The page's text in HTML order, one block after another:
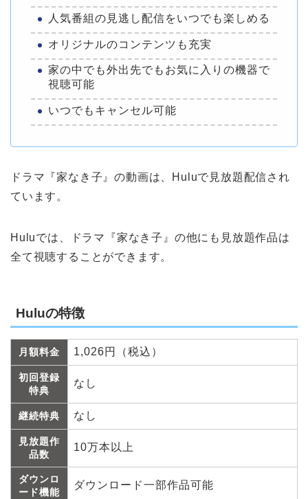
人気番組の見逃し配信をいつでも楽しめる
オリジナルのコンテンツも充実
家の中でも外出先でもお気に入りの機器で
視聴可能
いつでもキャンセル可能
ドラマ『家なき子』の動画は、Huluで見放題配信され
ています。
Huluでは、ドラマ『家なき子』の他にも見放題作品は
全て視聴することができます。
Huluの特徴
月額料金 1,026円（税込）
初回登録
特典
なし
継続特典 なし
見放題作
品数
10万本以上
ダウンロ
ード機能
ダウンロード一部作品可能